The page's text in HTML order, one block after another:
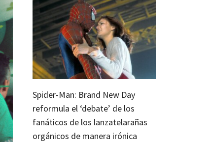
Spider-Man: Brand New Day
reformula el ‘debate’ de los
fanáticos de los lanzatelarañas
orgánicos de manera irónica